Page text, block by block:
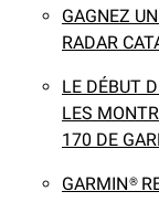
GAGNEZ
RADAR
LE DÉBUT
LES
170 DE
GARMIN®